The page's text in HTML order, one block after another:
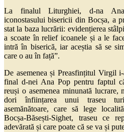
La finalul Liturghiei, d-na
iconostasului bisericii din Bocșa, a
stat la baza lucrării: evidențierea
a scoate în relief icoanele și a le
intră în biserică, iar aceștia să se
care o au în față”.
De asemenea și Preasfințitul Virgil
final d-nei Ana Pop pentru faptul
reuși o asemenea minunată lucrare,
dori înființarea unui traseu
asemănătoare, care să lege
Bocșa-Băsești-Sighet, traseu ce
adevărată și care poate că se va și